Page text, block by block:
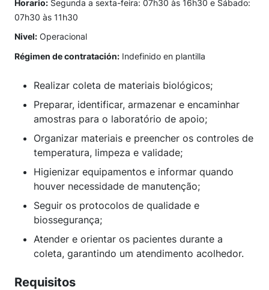
Horario: Segunda a sexta-feira: 07h30 às 16h30 e Sábado:
07h30 às 11h30
Nivel: Operacional
Régimen de contratación: Indefinido en plantilla
Realizar coleta de materiais biológicos;
Preparar, identificar, armazenar e encaminhar
amostras para o laboratório de apoio;
Organizar materiais e preencher os controles de
temperatura, limpeza e validade;
Higienizar equipamentos e informar quando
houver necessidade de manutenção;
Seguir os protocolos de qualidade e
biossegurança;
Atender e orientar os pacientes durante a
coleta, garantindo um atendimento acolhedor.
Requisitos